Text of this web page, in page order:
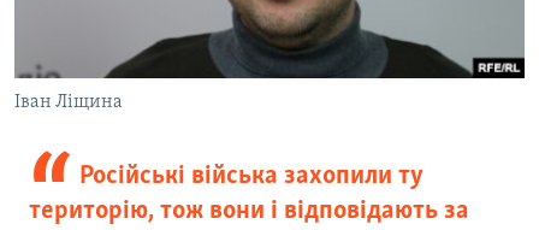
Іван Ліщина
Російські війська захопили ту
територію, тож вони і відповідають за